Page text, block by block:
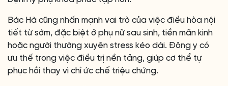
Bác Hà cũng nhấn mạnh vai trò của việc điều hòa nội
tiết từ sớm, đặc biệt ở phụ nữ sau sinh, tiền mãn kinh
hoặc người thường xuyên stress kéo dài. Đông y có
ưu thế trong việc điều trị nền tảng, giúp cơ thể tự
phục hồi thay vì chỉ ức chế triệu chứng.